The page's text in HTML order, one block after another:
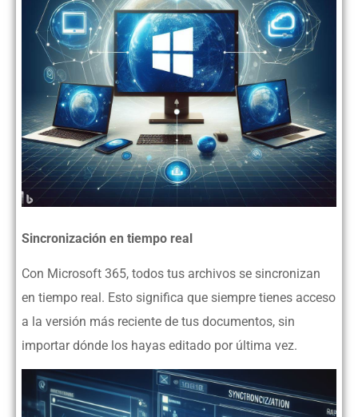
Sincronización en tiempo real
Con Microsoft 365, todos tus archivos se sincronizan
en tiempo real. Esto significa que siempre tienes acceso
a la versión más reciente de tus documentos, sin
importar dónde los hayas editado por última vez.